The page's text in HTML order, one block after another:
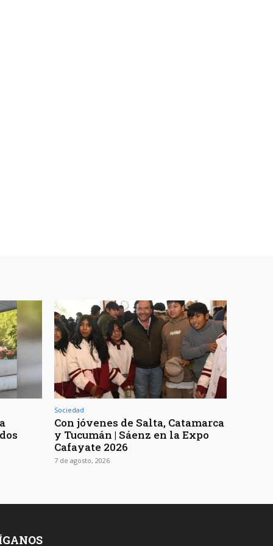
Sociedad
Con jóvenes de Salta, Catamarca
y Tucumán | Sáenz en la Expo
Cafayate 2026
7 de agosto, 2026